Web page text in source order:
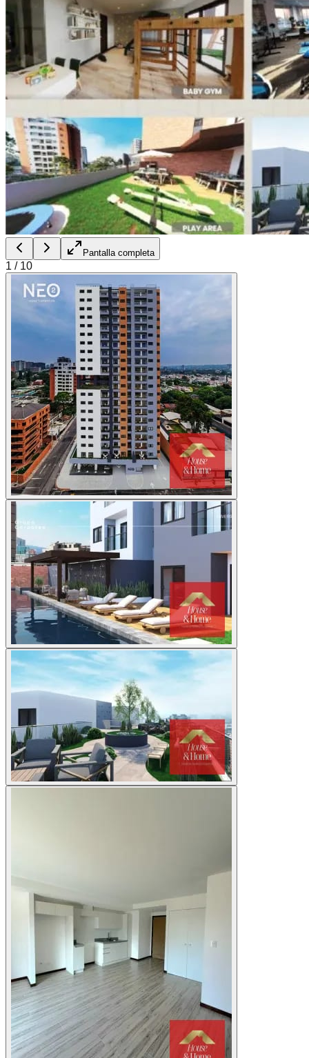
Pantalla completa
1 / 10